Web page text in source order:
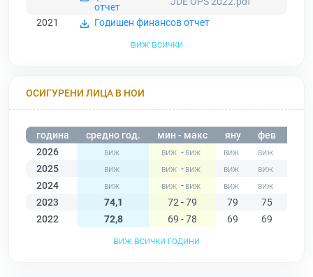
отчет
2021
Годишен финансов отчет
виж всички
ОСИГУРЕНИ ЛИЦА В НОИ
година средно год. мин - макс яну фев
2026
-
2025
-
2024
-
2023
74,1 72 - 79 79 75
2022
72,8 69 - 78 69 69
виж всички години